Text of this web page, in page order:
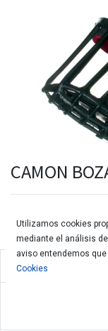
CAMON
Bozal de plástico
Medida:
Utilizamos cookies
mediante el análisis
aviso entendemos
Cookies